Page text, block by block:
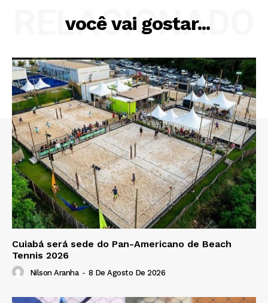
você vai gostar...
RELACIONADO
Cuiabá será sede do Pan-Americano de Beach
Tennis 2026
Nilson Aranha - 8 De Agosto De 2026